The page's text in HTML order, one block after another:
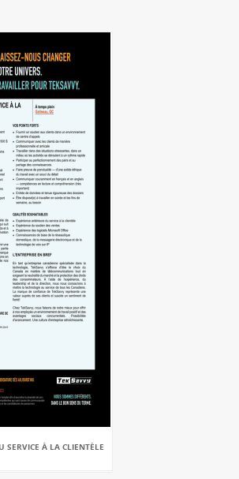
SERVICE À LA CLIENTÈLE